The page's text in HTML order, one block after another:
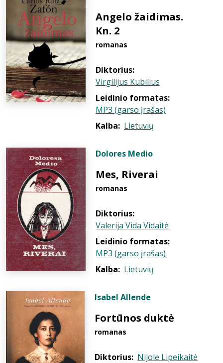
Angelo žaidimas.
Kn. 2
romanas
Diktorius:
Virgilijus Kubilius
Leidinio formatas:
MP3 (garso įrašas)
Kalba: Lietuvių
Dolores Medio
Mes, Riverai
romanas
Diktorius:
Valerija Vida Vidaitė
Leidinio formatas:
MP3 (garso įrašas)
Kalba: Lietuvių
Isabel Allende
Fortūnos duktė
romanas
Diktorius: Nijolė Lipeikaitė